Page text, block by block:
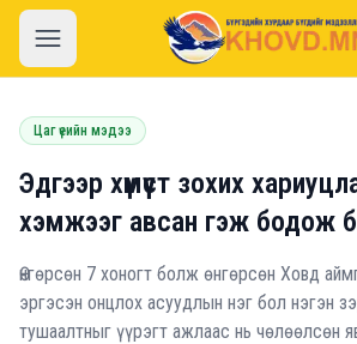
khovd.mn
Цаг үеийн мэдээ
Эдгээр хүмүүст зохих
хэмжээг авсан гэж бодож
Өнгөрсөн 7 хоногт болж өнгөрсөн Ховд
эргэсэн онцлох асуудлын нэг бол нэгэн
тушаалтныг үүрэгт ажлаас нь чөлөөлсөн